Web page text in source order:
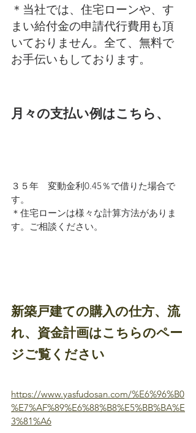
＊当社では、住宅ローンや、す
まい給付金の申請代行費用も頂
いておりません。全て、無料で
お手伝いもしております。
月々の支払い例はこちら、
３５年　変動金利0.45％で借りた場合で
す。
＊住宅ローンは様々な計算方法がありま
す。ご相談ください。
新築戸建ての購入の仕方、流
れ、資金計画はこちらのペー
ジご覧ください
https://www.yasfudosan.com/%E6%96%B0
%E7%AF%89%E6%88%B8%E5%BB%BA%E
3%81%A6